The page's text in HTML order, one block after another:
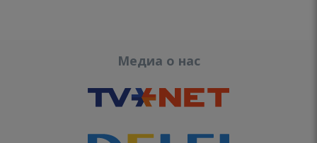
Медиа о нас